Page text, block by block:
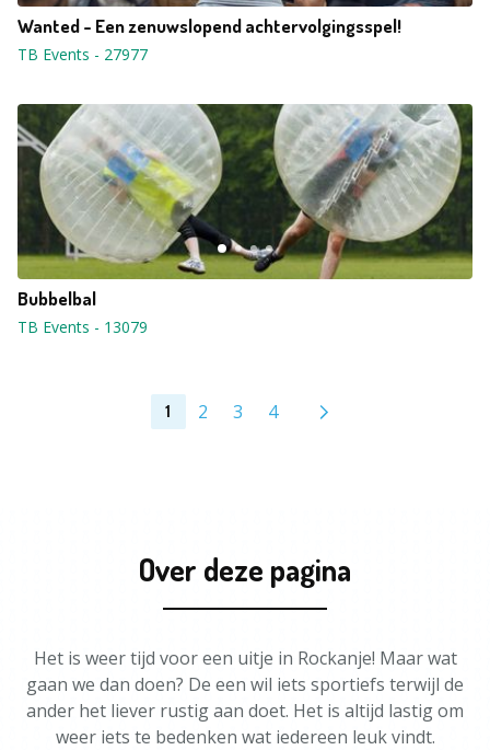
Wanted - Een zenuwslopend achtervolgingsspel!
TB Events - 27977
Bubbelbal
TB Events - 13079
1 2 3 4
Over deze pagina
Het is weer tijd voor een uitje in Rockanje! Maar wat
gaan we dan doen? De een wil iets sportiefs terwijl de
ander het liever rustig aan doet. Het is altijd lastig om
weer iets te bedenken wat iedereen leuk vindt.